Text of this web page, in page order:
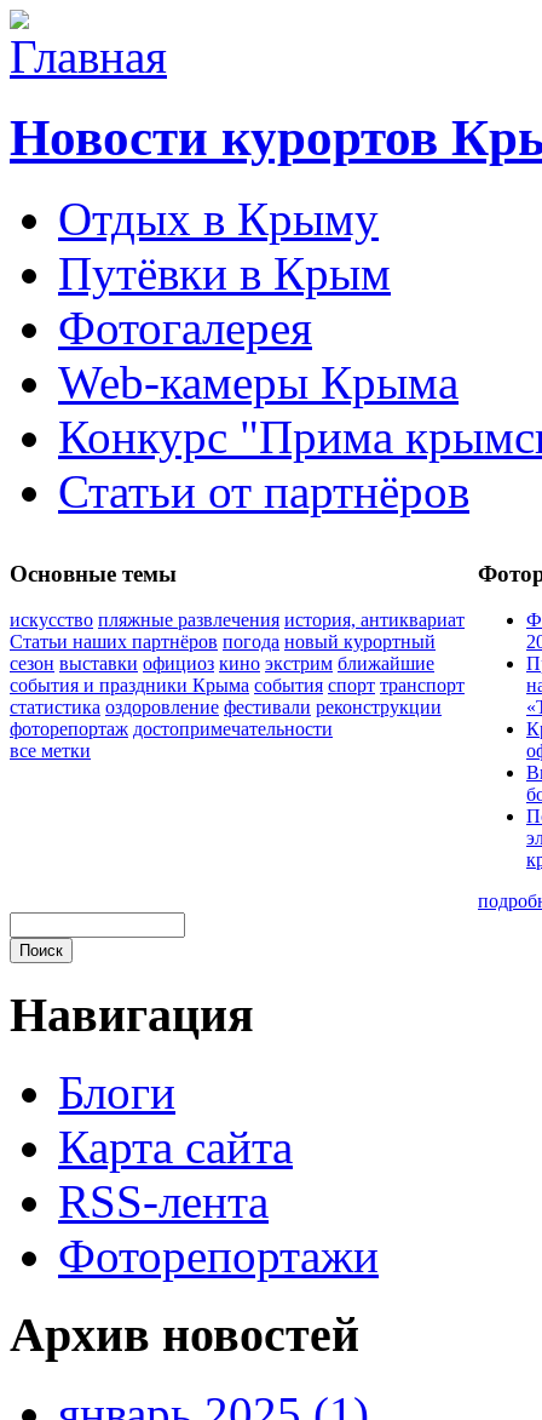
Новости курортов
Отдых в Крыму
Путёвки в Крым
Фотогалерея
Web-камеры Крыма
Конкурс "Прима
Статьи от партнёров
Основные темы
искусство пляжные развлечения история, антиквариат
Статьи наших партнёров погода новый курортный
сезон выставки официоз кино экстрим ближайшие
события и праздники Крыма события спорт транспорт
статистика оздоровление фестивали реконструкции
фоторепортаж достопримечательности
все метки
Навигация
Блоги
Карта сайта
RSS-лента
Фоторепортажи
Архив новостей